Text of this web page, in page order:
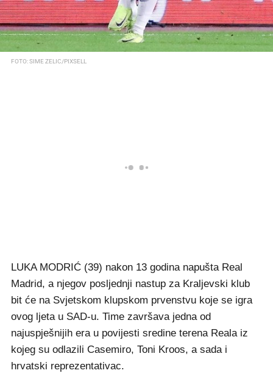
FOTO: SIME ZELIC/PIXSELL
LUKA MODRIĆ (39) nakon 13 godina napušta Real
Madrid, a njegov posljednji nastup za Kraljevski klub
bit će na Svjetskom klupskom prvenstvu koje se igra
ovog ljeta u SAD-u. Time završava jedna od
najuspješnijih era u povijesti sredine terena Reala iz
kojeg su odlazili Casemiro, Toni Kroos, a sada i
hrvatski reprezentativac.